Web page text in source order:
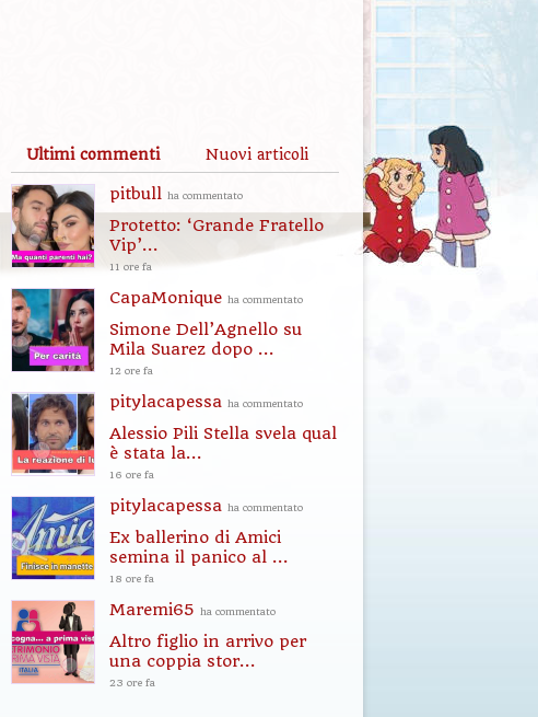
Ultimi commenti Nuovi articoli
pitbull ha commentato
Protetto: ‘Grande Fratello
Vip’...
11 ore fa
CapaMonique ha commentato
Simone Dell’Agnello su
Mila Suarez dopo ...
12 ore fa
pitylacapessa ha commentato
Alessio Pili Stella svela qual
è stata la...
16 ore fa
pitylacapessa ha commentato
Ex ballerino di Amici
semina il panico al ...
18 ore fa
Maremi65 ha commentato
Altro figlio in arrivo per
una coppia stor...
23 ore fa